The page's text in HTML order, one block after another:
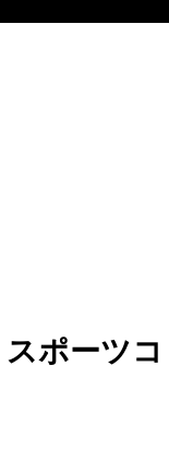
ポーツ